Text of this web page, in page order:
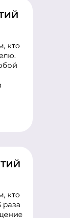
кто
кто
раза